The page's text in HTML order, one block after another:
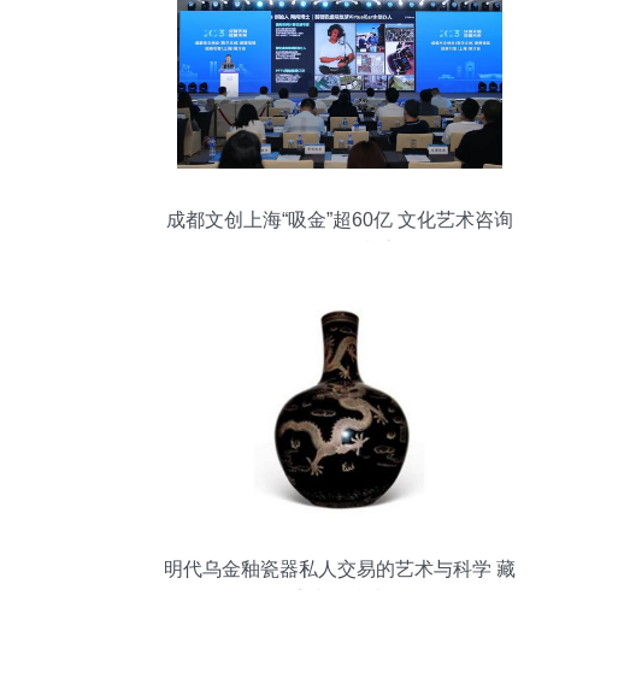
成都文创上海“吸金”超60亿 文化艺术咨询
明代乌金釉瓷器私人交易的艺术与科学 藏